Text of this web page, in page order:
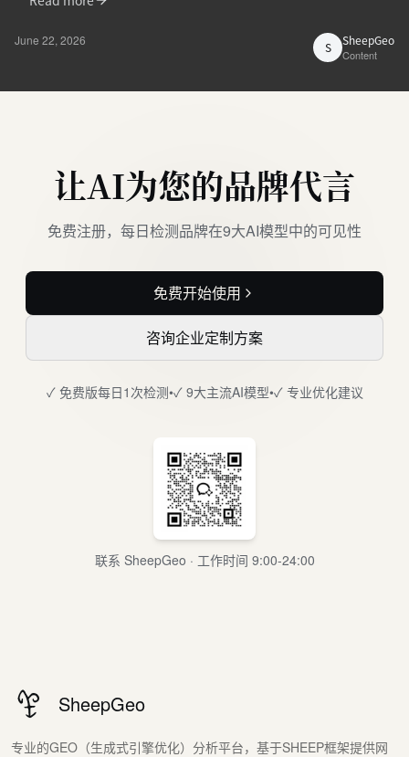
June 22, 2026 S SheepGeo
Content
让AI为您的品牌代言
免费注册，每日检测品牌在9大AI模型中的可见性
免费开始使用
咨询企业定制方案
✓ 免费版每日1次检测•✓ 9大主流AI模型•✓ 专业优化建议
联系 SheepGeo · 工作时间 9:00-24:00
SheepGeo
专业的GEO（生成式引擎优化）分析平台，基于SHEEP框架提供网